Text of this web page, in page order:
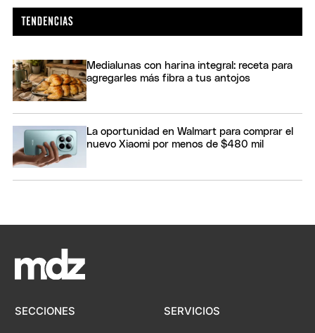
Medialunas con harina integral: receta para
agregarles más fibra a tus antojos
La oportunidad en Walmart para comprar el
nuevo Xiaomi por menos de $480 mil
SECCIONES SERVICIOS